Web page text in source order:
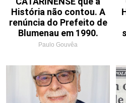
História não contou. A
renúncia do Prefeito de
Blumenau em 1990.
Paulo Gouvêa